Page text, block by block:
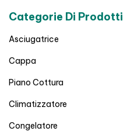
Categorie Di Prodotti
Asciugatrice
Cappa
Piano Cottura
Climatizzatore
Congelatore